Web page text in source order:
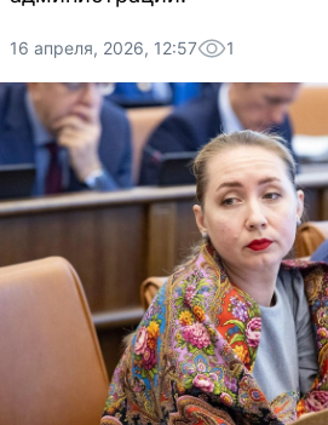
16 апреля, 2026, 12:57 1